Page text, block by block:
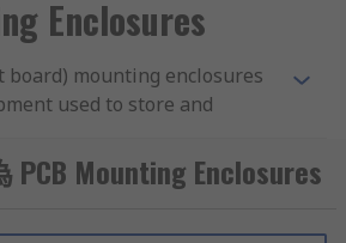
Enclosures
board) mounting enclosures
used to store and
PCB coverfor the
you to interact with it
Mounting Enclosures